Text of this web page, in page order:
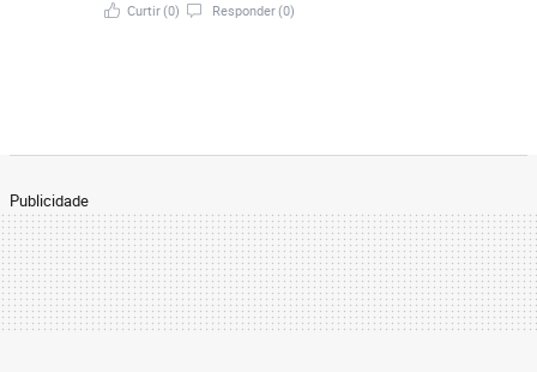
Curtir(0) Responder(0)
Publicidade